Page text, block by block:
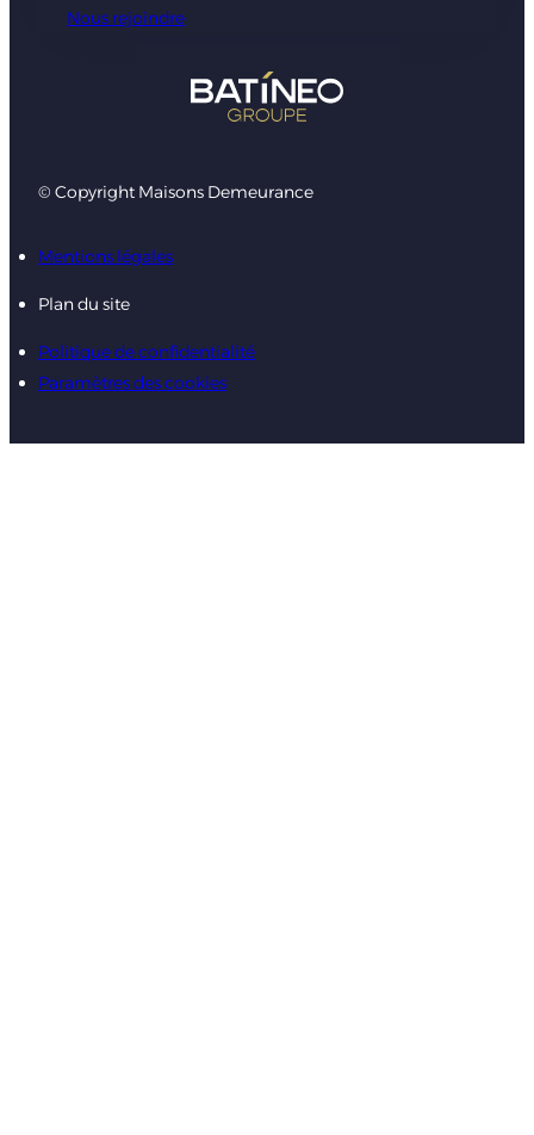
Nous rejoindre
© Copyright Maisons Demeurance
Mentions légales
Plan du site
Politique de confidentialité
Paramètres des cookies